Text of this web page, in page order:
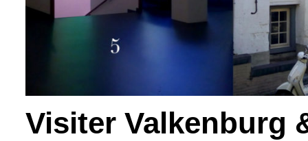
Visiter Valkenburg